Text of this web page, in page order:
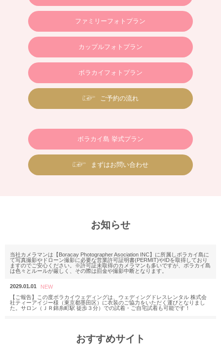
ファミリーフォトプラン
カップルフォトプラン
ボラカイフォトプラン
ご予約の流れ
ボラカイ島 挙式プラン
まずはお問い合わせ
お知らせ
当社カメラマンは【Boracay Photographer Asociation INC】に所属しボラカイ島に
て写真撮影やドローン撮影に必要な営業許可証明書(PERMIT)やIDを取得しており
ますのでご安心ください。※許可証未取得のカメラマンも多いですが、ボラカイ島
は色々とルールが厳しく、その際は罰金や撮影中断となります。
2029.01.01
【ご報告】この度ボラカイウェディングは、ウェディングドレスレンタル 株式会
社ティーアイジー様（東京都墨田区）に衣装のご協力をいただく運びとなりまし
た。サロン（ＪＲ錦糸町駅 徒歩３分）での試着・ご自宅試着も可能です！
M様 2025年12月or2026年2月
ウェディングフォトお問い合わせありがとうございます。
おすすめサイト